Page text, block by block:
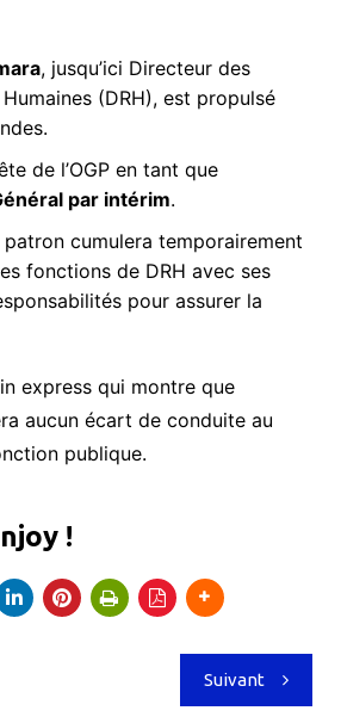
, jusqu’ici Directeur des
(DRH), est propulsé
de l’OGP en tant que
par intérim.
patron cumulera temporairement
fonctions de DRH avec ses
pour assurer la
express qui montre que
aucun écart de conduite au
publique.
!
Suivant